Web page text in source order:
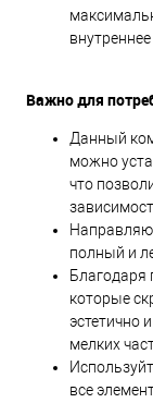
Важно для
Данный
можно
что
полный и
Благодаря
которые
эстетично
мелких
все